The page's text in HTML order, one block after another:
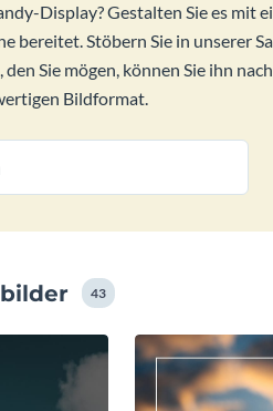
Display? Gestalten Sie es mit
bereitet. Stöbern Sie in
den Sie mögen, können Sie ihn
Bildformat.
43